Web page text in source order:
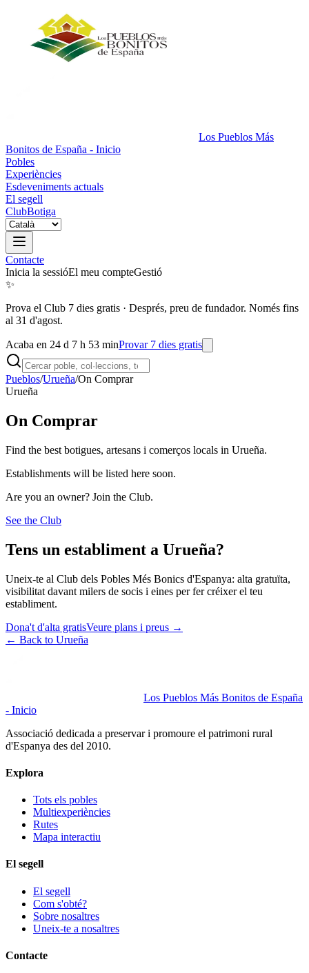
Los Pueblos Más
Bonitos de España - Inicio
Pobles
Experiències
Esdeveniments actuals
El segell
ClubBotiga
Contacte
Inicia la sessióEl meu compteGestió
✨
Prova el Club 7 dies gratis · Després, preu de fundador. Només fins
al 31 d'agost.
Acaba en 24 d 7 h 53 minProvar 7 dies gratis
Pueblos/Urueña/On Comprar
Urueña
On Comprar
Find the best botigues, artesans i comerços locals in Urueña.
Establishments will be listed here soon.
Are you an owner? Join the Club.
See the Club
Tens un establiment a Urueña?
Uneix-te al Club dels Pobles Més Bonics d'Espanya: alta gratuïta,
visibilitat davant milers de socis i eines per fer créixer el teu
establiment.
Dona't d'alta gratisVeure plans i preus →
← Back to Urueña
Los Pueblos Más Bonitos de España
- Inicio
Associació dedicada a preservar i promoure el patrimoni rural
d'Espanya des del 2010.
Explora
Tots els pobles
Multiexperiències
Rutes
Mapa interactiu
El segell
El segell
Com s'obté?
Sobre nosaltres
Uneix-te a nosaltres
Contacte